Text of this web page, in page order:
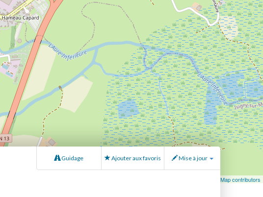
OpenStreetMap contributors
Guidage Ajouter aux favoris Mise à jour